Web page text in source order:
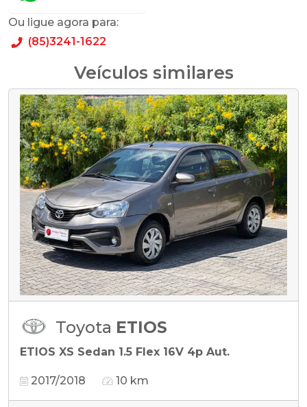
Ou ligue agora para:
(85)3241-1622
Veículos similares
Toyota ETIOS
ETIOS XS Sedan 1.5 Flex 16V 4p Aut.
2017/2018 10 km